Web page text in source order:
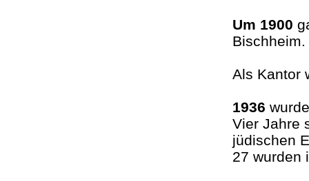
Um 1900
Bischheim.
Als Kantor
1936
Vier Jahre
jüdischen
27